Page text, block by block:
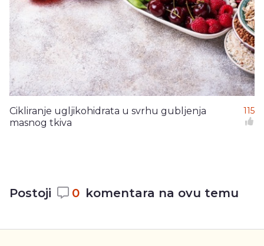
Cikliranje ugljikohidrata u svrhu gubljenja
masnog tkiva
115
Postoji 0 komentara na ovu temu